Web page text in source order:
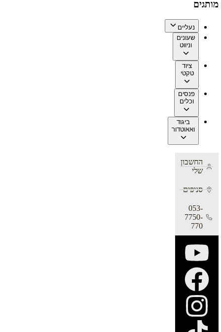
מותגים
נעליים
שעונים
וניווט
ציוד
טקטי
פנסים
וכלים
ביגוד
ואאוטדור
החשבון
שלי
סניפים
053-
7750-
770